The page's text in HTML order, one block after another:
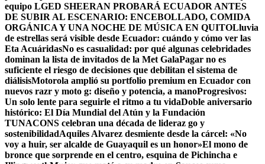
equipo LGED SHEERAN PROBARÁ ECUADOR ANTES
DE SUBIR AL ESCENARIO: ENCEBOLLADO, COMIDA
ORGÁNICA Y UNA NOCHE DE MÚSICA EN QUITOLluvia
de estrellas será visible desde Ecuador: cuándo y cómo ver las
Eta AcuáridasNo es casualidad: por qué algunas celebridades
dominan la lista de invitados de la Met GalaPagar no es
suficiente el riesgo de decisiones que debilitan el sistema de
diálisisMotorola amplió su portfolio premium en Ecuador con
nuevos razr y moto g: diseño y potencia, a manoProgresivos:
Un solo lente para seguirle el ritmo a tu vidaDoble aniversario
histórico: El Día Mundial del Atún y la Fundación
TUNACONS celebran una década de lideraz go y
sostenibilidadAquiles Alvarez desmiente desde la cárcel: «No
voy a huir, ser alcalde de Guayaquil es un honor»El mono de
bronce que sorprende en el centro, esquina de Pichincha e